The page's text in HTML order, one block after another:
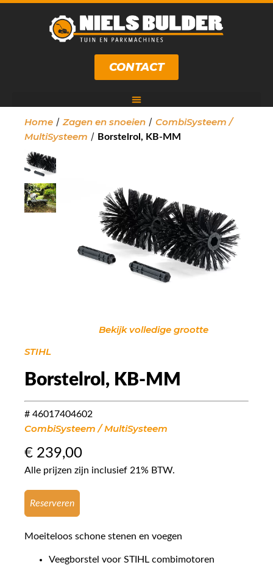
CONTACT
Home / Zagen en snoeien / CombiSysteem /
MultiSysteem / Borstelrol, KB-MM
Bekijk volledige grootte
STIHL
Borstelrol, KB-MM
# 46017404602
CombiSysteem / MultiSysteem
€ 239,00
Alle prijzen zijn inclusief 21% BTW.
Reserveren
Moeiteloos schone stenen en voegen
Veegborstel voor STIHL combimotoren